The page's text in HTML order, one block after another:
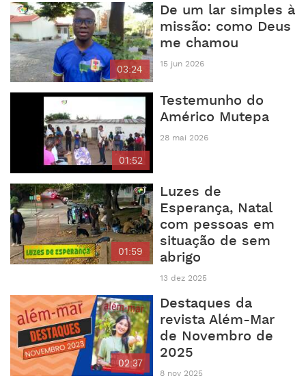
03:24
De um lar simples à
missão: como Deus
me chamou
15 jun 2026
01:52
Testemunho do
Américo Mutepa
28 mai 2026
01:59
Luzes de
Esperança, Natal
com pessoas em
situação de sem
abrigo
13 dez 2025
02:37
Destaques da
revista Além-Mar
de Novembro de
2025
8 nov 2025